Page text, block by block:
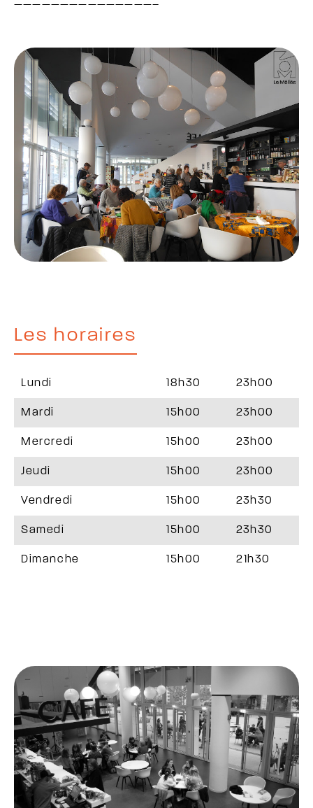
———————————————–
Les horaires
Lundi 18h30 23h00
Mardi 15h00 23h00
Mercredi 15h00 23h00
Jeudi 15h00 23h00
Vendredi 15h00 23h30
Samedi 15h00 23h30
Dimanche 15h00 21h30